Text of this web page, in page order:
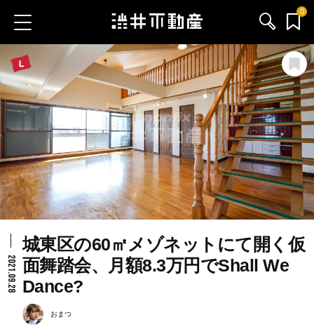
0
お気に入り物件 お問い合わせ
サービス内容
渋井不動産のメンバー
会社情報
採用情報
2021.09.28
城東区の60㎡メゾネットにて開く仮
面舞踏会、月額8.3万円でShall We
Dance?
おまつ